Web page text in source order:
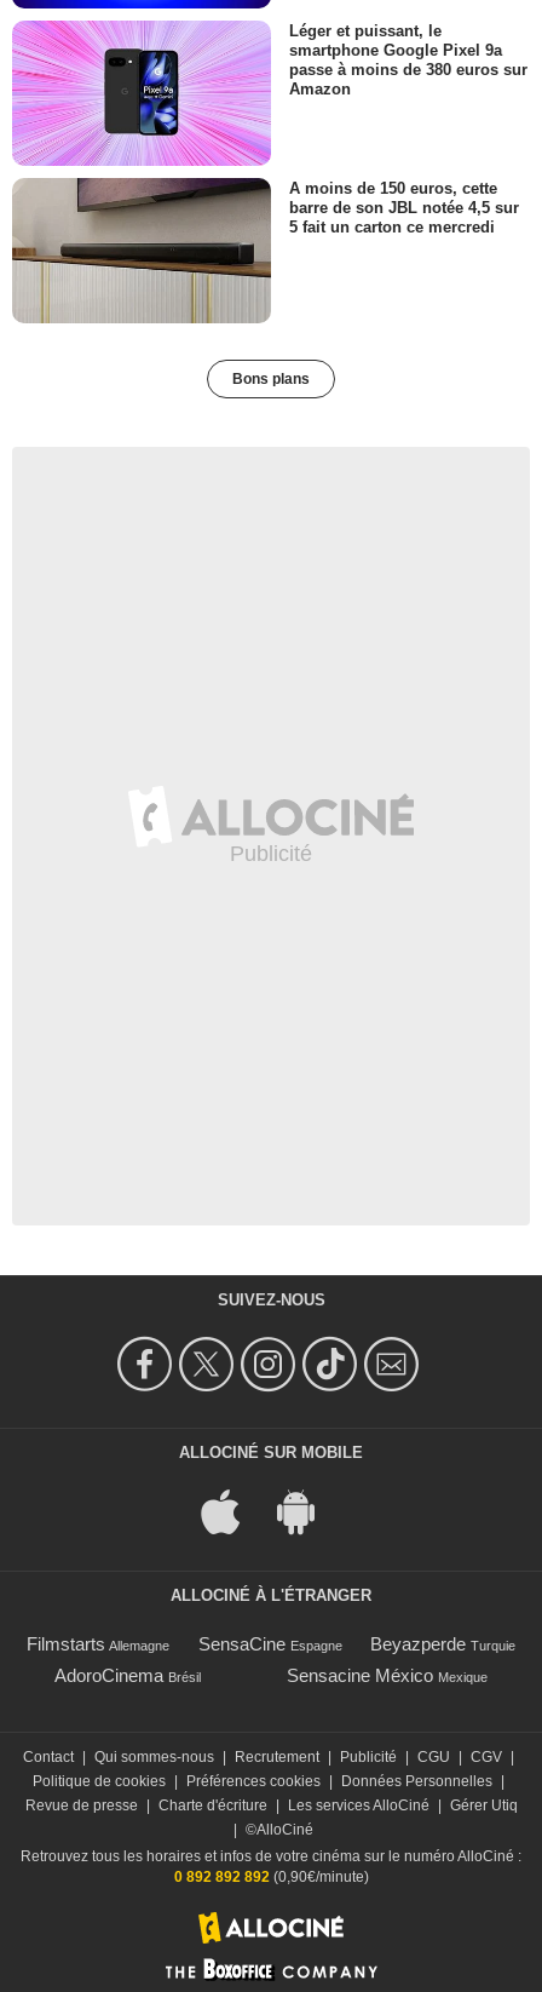
Léger et puissant, le
smartphone Google Pixel 9a
passe à moins de 380 euros sur
Amazon
A moins de 150 euros, cette
barre de son JBL notée 4,5 sur
5 fait un carton ce mercredi
Bons plans
SUIVEZ-NOUS
ALLOCINÉ SUR MOBILE
ALLOCINÉ À L'ÉTRANGER
Filmstarts Allemagne SensaCine Espagne Beyazperde Turquie
AdoroCinema Brésil Sensacine México Mexique
Contact Qui sommes-nous Recrutement Publicité CGU CGV
Politique de cookies
Préférences cookies Données Personnelles
Revue de presse
Charte d'écriture Les services AlloCiné
Gérer Utiq
©AlloCiné
Retrouvez tous les horaires et infos de votre cinéma sur le numéro AlloCiné :
0 892 892 892(0,90€/minute)